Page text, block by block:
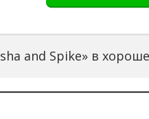
and Spike» в